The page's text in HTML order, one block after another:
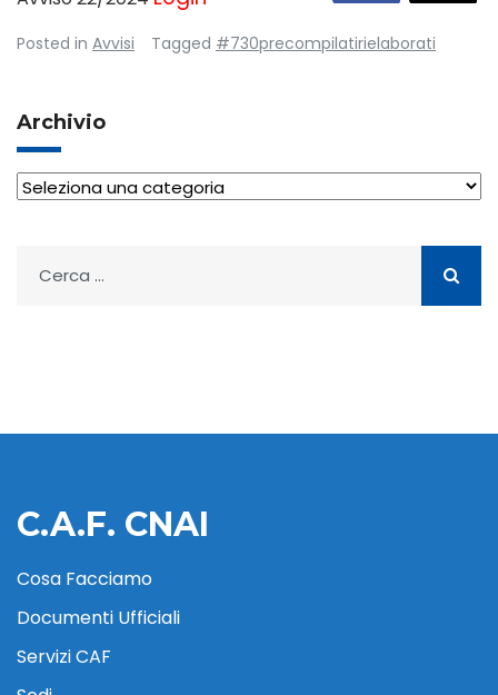
Posted in Avvisi Tagged #730precompilatirielaborati
Archivio
Archivio
per:
C.A.F. CNAI
Cosa Facciamo
Documenti Ufficiali
Servizi CAF